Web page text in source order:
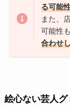
る可能
また、
可能性
合わせ
絵心ない芸人